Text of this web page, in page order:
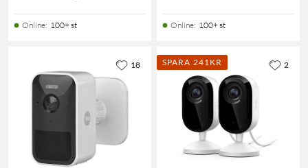
Online: 100+ st Online: 100+ st
18 SPARA 241KR 2